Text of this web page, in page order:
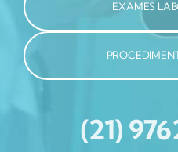
EXAMES
(21)